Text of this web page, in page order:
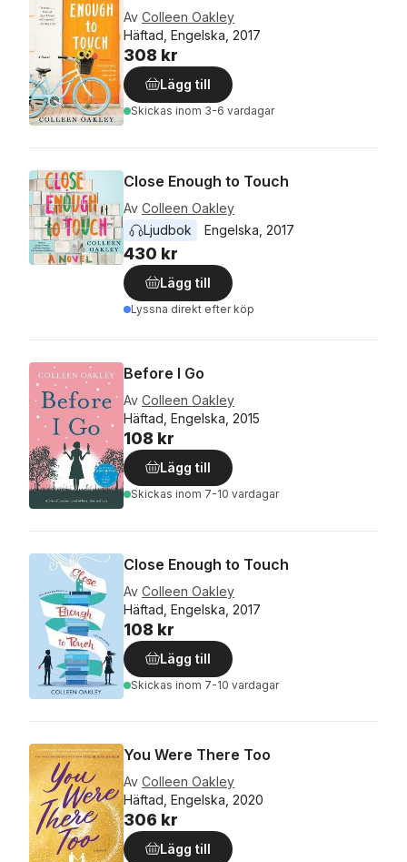
Av Colleen Oakley
Häftad, Engelska, 2017
308 kr
Lägg till
Skickas inom 3-6 vardagar
Close Enough to Touch
Av Colleen Oakley
Ljudbok
Engelska 2017
430 kr
Lägg till
Lyssna direkt efter köp
Before I Go
Av Colleen Oakley
Häftad, Engelska, 2015
108 kr
Lägg till
Skickas inom 7-10 vardagar
Close Enough to Touch
Av Colleen Oakley
Häftad, Engelska, 2017
108 kr
Lägg till
Skickas inom 7-10 vardagar
You Were There Too
Av Colleen Oakley
Häftad, Engelska, 2020
306 kr
Lägg till